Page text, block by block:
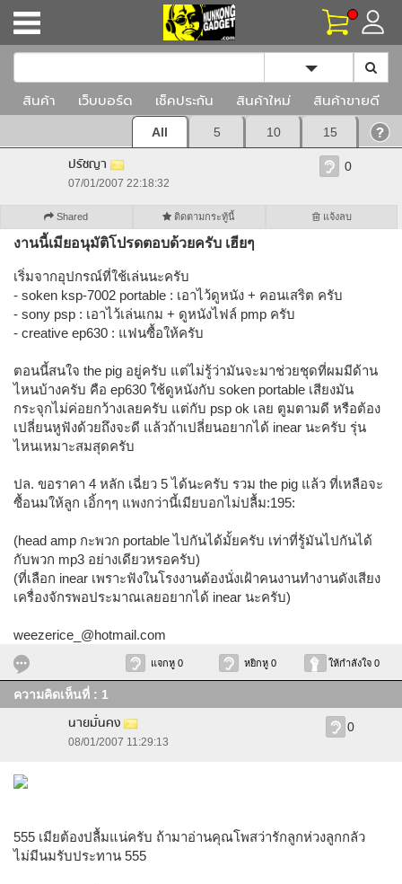
Toggle
สินค้า เว็บบอร์ด เช็คประกัน สินค้าใหม่ สินค้าขายดี
All 5 10 15
ปรัชญา
07/01/2007 22:18:32
0
Shared ติดตามกระทู้นี้ แจ้งลบ
งานนี้เมียอนุมัติโปรดตอบด้วยครับ เฮียๆ
เริ่มจากอุปกรณ์ที่ใช้เล่นนะครับ
- soken ksp-7002 portable : เอาไว้ดูหนัง + คอนเสริต ครับ
- sony psp : เอาไว้เล่นเกม + ดูหนังไฟล์ pmp ครับ
- creative ep630 : แฟนซื้อให้ครับ
ตอนนี้สนใจ the pig อยู่ครับ แต่ไม่รู้ว่ามันจะมาช่วยชุดที่ผมมีด้าน
ไหนบ้างครับ คือ ep630 ใช้ดูหนังกับ soken portable เสียงมัน
กระจุกไม่ค่อยกว้างเลยครับ แต่กับ psp ok เลย ตูมตามดี หรือต้อง
เปลี่ยนหูฟังด้วยถึงจะดี แล้วถ้าเปลี่ยนอยากได้ inear นะครับ รุ่น
ไหนเหมาะสมสุดครับ
ปล. ขอราคา 4 หลัก เฉี่ยว 5 ได้นะครับ รวม the pig แล้ว ที่เหลือจะ
ซื้อนมให้ลูก เอิ้กๆๆ แพงกว่านี้เมียบอกไม่ปลื้ม:195:
(head amp กะพวก portable ไปกันได้มั้ยครับ เท่าที่รู้มันไปกันได้
กับพวก mp3 อย่างเดียวหรอครับ)
(ที่เลือก inear เพราะฟังในโรงงานต้องนั่งเฝ้าคนงานทำงานดังเสียง
เครื่องจักรพอประมาณเลยอยากได้ inear นะครับ)
weezerice_@hotmail.com
แจกหู 0 หยิกหู 0 ให้กำลังใจ 0
ความคิดเห็นที่ : 1
นายมั่นคง
08/01/2007 11:29:13
0
555 เมียต้องปลื้มแน่ครับ ถ้ามาอ่านคุณโพสว่ารักลูกห่วงลูกกลัว
ไม่มีนมรับประทาน 555